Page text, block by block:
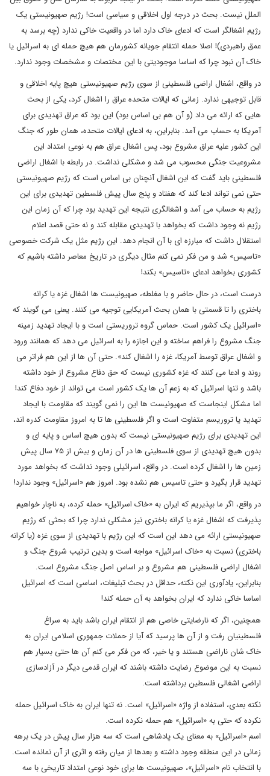
الملل نیست. بحث در درجه اول اخلاقی و سیاسی است! رژیم صهیونیستی یک
رژیم اشغالگر است که ادعای خاک دارد اما در واقعیت خاکی ندارد (چه برسد به
عمق راهبردی)! اصلا حمله انتقام جویانه کشورمان هم هیچ حمله ای به اسرائیل یا
خاک آن نبود چرا که اساسا موجودیتی با این مختصات و مشخصات وجود ندارد.
در واقع، اشغال اراضی فلسطینی از سوی رژیم صهیونیستی هیچ پایه اخلاقی و
قابل توجیهی ندارد. زمانی که ایالات متحده عراق را اشغال کرد، یکی از بحث
هایی که ارائه می داد (و آن هم بی اساس بود)‌ این بود که عراق تهدیدی برای
آمریکا به حساب می آمد. بنابراین، به ادعای ایالات متحده، همان طور که جنگ
این کشور علیه عراق مشروع بود، پس اشغال عراق هم به نوعی امتداد این
مشروعیت جنگی محسوب می شد و مشکلی نداشت. در رابطه با اشغال اراضی
فلسطینی باید گفت که این اشغال آنچنان بی اساس است که رژیم صهیونیستی
حتی نمی تواند ادعا کند که هفتاد و پنج سال پیش فلسطین تهدیدی برای این
رژیم به حساب می آمد و اشغالگری نتیجه این تهدید بود چرا که آن زمان این
رژیم نه وجود داشت که بخواهد با تهدیدی مقابله کند و نه حتی قصد اعلام
استقلال داشت که مبارزه ای با آن انجام دهد. این رژیم مثل یک شرکت خصوصی
«تاسیس» شد و من فکر نمی کنم مثال دیگری در تاریخ معاصر داشته باشیم که
کشوری بخواهد ادعای «تاسیس» بکند!
درست است، در حال حاضر و با مغلطه، صهیونیست ها اشغال غزه یا کرانه
باختری را تا قسمتی با همان بحث آمریکایی توجیه می کنند. یعنی می گویند که
«اسرائیل یک کشور است. حماس گروه تروریستی است و با ایجاد تهدید زمینه
جنگ مشروع را فراهم ساخته و این اجازه را به اسرائیل می دهد که همانند ورود
و اشغال عراق توسط آمریکا، غزه را اشغال کند». حتی آن ها از این هم فراتر می
روند و ادعا می کنند که غزه کشوری نیست که حق دفاع مشروع از خود داشته
باشد و تنها اسرائیل که به زعم آن ها یک کشور است می تواند از خود دفاع کند!
اما مشکل اینجاست که صهیونیست ها این را نمی گویند که مقاومت با ایجاد
تهدید یا تروریسم متفاوت است و اگر فلسطینی ها تا به امروز مقاومت کدره اند،
این تهدیدی برای رژیم صهیونیستی نیست که بدون هیچ اساس و پایه ای و
بدون هیچ تهدیدی از سوی فلسطینی ها در آن زمان و بیش از ۷۵ سال پیش
زمین ها را اشغال کرده است. در واقع، اسرائیلی وجود نداشت که بخواهد مورد
تهدید قرار بگیرد و حتی تاسیس هم نشده بود. امروز هم «اسرائیل» وجود ندارد!
در واقع، اگر ما بپذیریم که ایران به «خاک اسرائیل» حمله کرده، به ناچار خواهیم
پذیرفت که اشغال غزه یا کرانه باختری نیز مشکلی ندارد چرا که بحثی که رژیم
صهیونیستی ارائه می دهد این است که این رژیم با تهدیدی از سوی غزه (یا کرانه
باختری) نسبت به «خاک اسرائیل» مواجه است و بدین ترتیب شروع جنگ و
اشغال اراضی فلسطینی هم مشروع و بر اساس اصل جنگ مشروع است.
بنابراین، یادآوری این نکته، حداقل در بحث تبلیغات، اساسی است که اسرائیل
اساسا خاکی ندارد که ایران بخواهد به آن حمله کند!
همچنین، اگر که نارضایتی خاصی هم از انتقام ایران باشد باید به سراغ
فلسطینیان رفت و از آن ها پرسید که آیا از حملات جمهوری اسلامی ایران به
خاک شان ناراضی هستند و یا خیر، که من فکر می کنم آن ها حتی بسیار هم
نسبت به این موضوع رضایت داشته باشند که ایران قدمی دیگر در آزادسازی
اراضی اشغالی فلسطین برداشته است.
نکته بعدی، استفاده از واژه «اسرائیل» است. نه تنها ایران به خاک اسرائیل حمله
نکرده که حتی به «اسرائیل» هم حمله نکرده است.
اسم «اسرائیل» به معنای یک پادشاهی است که سه هزار سال پیش در یک برهه
زمانی در این منطقه وجود داشته و بعدها از میان رفته و اثری از آن نمانده است.
با انتخاب نام «اسرائیل»، صهیونیست ها برای خود نوعی امتداد تاریخی با سه